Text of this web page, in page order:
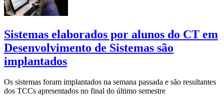
Sistemas elaborados por alunos do CT em
Desenvolvimento de Sistemas são
implantados
Os sistemas foram implantados na semana passada e são resultantes
dos TCCs apresentados no final do último semestre